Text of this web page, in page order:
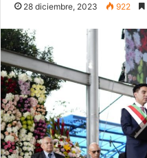
28 diciembre, 2023 922